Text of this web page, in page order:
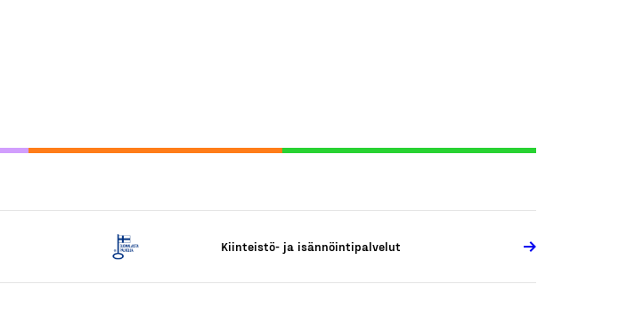
Kiinteistö- ja isännöintipalvelut